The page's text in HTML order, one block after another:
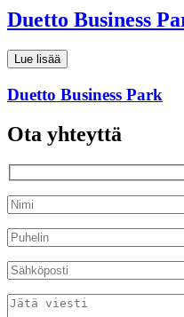
Duetto Business
Lue lisää
Duetto Business Park
Ota yhteyttä